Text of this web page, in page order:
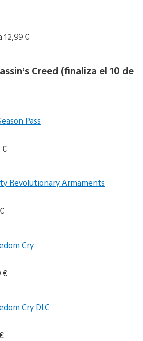
12,99 €
Creed (finaliza el 10 de
Pass
€
Revolutionary Armaments
Cry
€
Cry DLC